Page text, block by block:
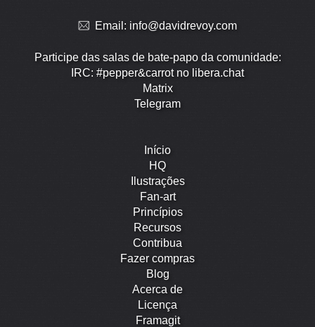
Email: info@davidrevoy.com
Participe das salas de bate-papo da comunidade:
IRC: #pepper&carrot no libera.chat
Matrix
Telegram
Início
HQ
Ilustrações
Fan-art
Princípios
Recursos
Contribua
Fazer compras
Blog
Acerca de
Licença
Framagit